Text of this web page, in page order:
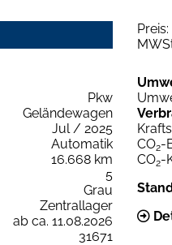
Preis:
Pkw
Geländewagen
Jul / 2025
Automatik
16.668 km
5
Grau
Zentrallager
ab ca. 11.08.2026
31671
CO2-
CO2-